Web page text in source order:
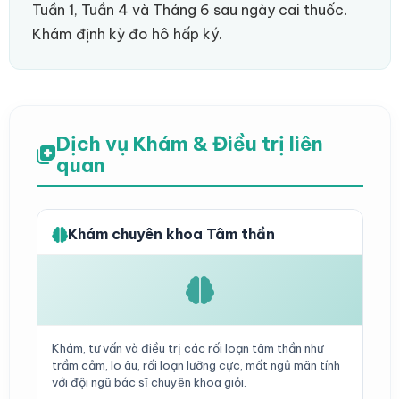
Tuần 1, Tuần 4 và Tháng 6 sau ngày cai thuốc.
Khám định kỳ đo hô hấp ký.
Dịch vụ Khám & Điều trị liên
quan
Khám chuyên khoa Tâm thần
Khám, tư vấn và điều trị các rối loạn tâm thần như
trầm cảm, lo âu, rối loạn lưỡng cực, mất ngủ mãn tính
với đội ngũ bác sĩ chuyên khoa giỏi.